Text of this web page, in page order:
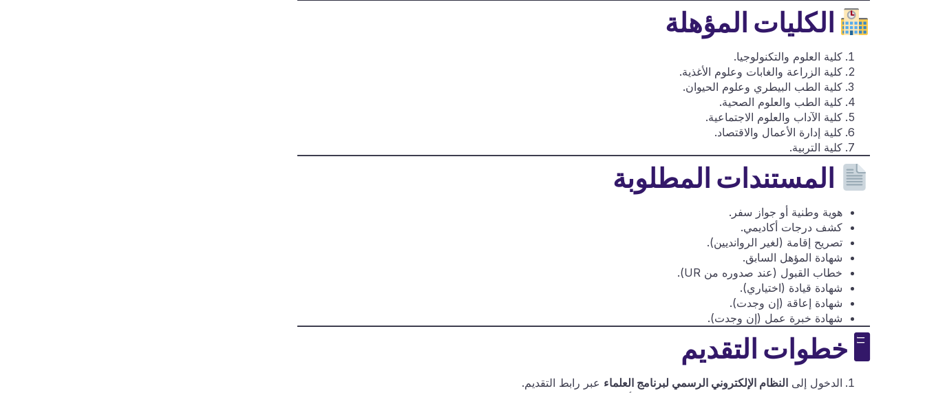
الكليات المؤهلة
كلية العلوم والتكنولوجيا.
كلية الزراعة والغابات وعلوم الأغذية.
كلية الطب البيطري وعلوم الحيوان.
كلية الطب والعلوم الصحية.
كلية الآداب والعلوم الاجتماعية.
كلية إدارة الأعمال والاقتصاد.
كلية التربية.
المستندات المطلوبة
هوية وطنية أو جواز سفر.
كشف درجات أكاديمي.
تصريح إقامة (لغير الروانديين).
شهادة المؤهل السابق.
خطاب القبول (عند صدوره من UR).
شهادة قيادة (اختياري).
شهادة إعاقة (إن وجدت).
شهادة خبرة عمل (إن وجدت).
🖥 خطوات التقديم
الدخول إلى النظام الإلكتروني الرسمي لبرنامج العلماء عبر رابط التقديم.